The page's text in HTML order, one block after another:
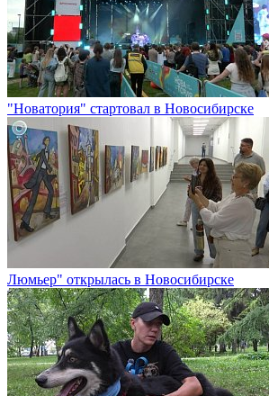
"Новатория" стартовал в Новосибирске
Люмьер" открылась в Новосибирске